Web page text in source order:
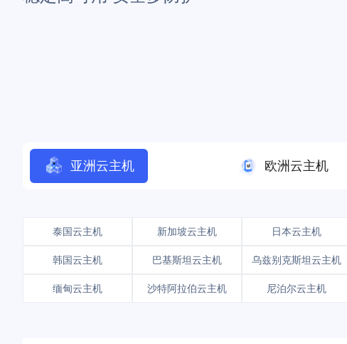
亚洲云主机 欧洲云主机
泰国云主机 新加坡云主机 日本云主机
韩国云主机 巴基斯坦云主机 乌兹别克斯坦云主机
缅甸云主机 沙特阿拉伯云主机 尼泊尔云主机